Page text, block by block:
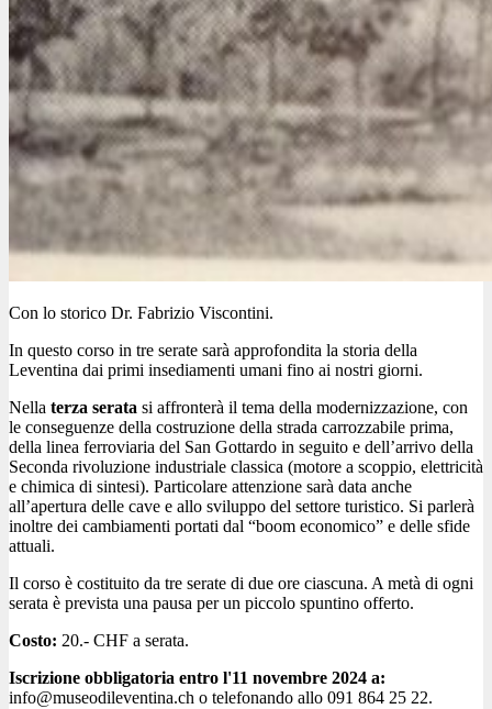
Con lo storico Dr. Fabrizio Viscontini.
In questo corso in tre serate sarà approfondita la storia della
Leventina dai primi insediamenti umani fino ai nostri giorni.
Nella terza serata si affronterà il tema della modernizzazione, con
le conseguenze della costruzione della strada carrozzabile prima,
della linea ferroviaria del San Gottardo in seguito e dell’arrivo della
Seconda rivoluzione industriale classica (motore a scoppio, elettricità
e chimica di sintesi). Particolare attenzione sarà data anche
all’apertura delle cave e allo sviluppo del settore turistico. Si parlerà
inoltre dei cambiamenti portati dal “boom economico” e delle sfide
attuali.
Il corso è costituito da tre serate di due ore ciascuna. A metà di ogni
serata è prevista una pausa per un piccolo spuntino offerto.
Costo: 20.- CHF a serata.
Iscrizione obbligatoria entro l'11 novembre 2024 a:
info@museodileventina.ch o telefonando allo 091 864 25 22.